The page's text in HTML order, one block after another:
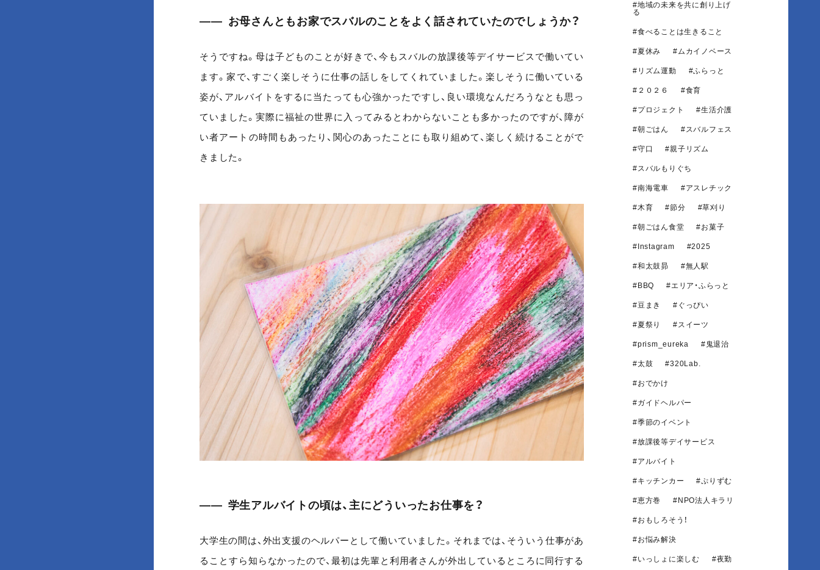
お母さんともお家でスバルのことをよく話されていたのでしょうか？
そうですね。母は子どものことが好きで、今もスバルの放課後等デイサービスで働いてい
ます。家で、すごく楽しそうに仕事の話しをしてくれていました。楽しそうに働いている
姿が、アルバイトをするに当たっても心強かったですし、良い環境なんだろうなとも思っ
ていました。実際に福祉の世界に入ってみるとわからないことも多かったのですが、障が
い者アートの時間もあったり、関心のあったことにも取り組めて、楽しく続けることがで
きました。
学生アルバイトの頃は、主にどういったお仕事を？
大学生の間は、外出支援のヘルパーとして働いていました。それまでは、そういう仕事があ
ることすら知らなかったので、最初は先輩と利用者さんが外出しているところに同行する
地域の未来を共に創り上げ
る
食べることは生きること
夏休み ムカイノベース
リズム運動 ふらっと
２０２６ 食育
プロジェクト 生活介護
朝ごはん スバルフェス
守口 親子リズム
スバルもりぐち
南海電車 アスレチック
木育 節分 草刈り
朝ごはん食堂 お菓子
Instagram 2025
和太鼓昴 無人駅
BBQ エリア・ふらっと
豆まき ぐっぴい
夏祭り スイーツ
prism_eureka 鬼退治
太鼓 320Lab.
おでかけ
ガイドヘルパー
季節のイベント
放課後等デイサービス
アルバイト
キッチンカー ぷりずむ
恵方巻 NPO法人キラリ
おもしろそう！
お悩み解決
いっしょに楽しむ 夜勤